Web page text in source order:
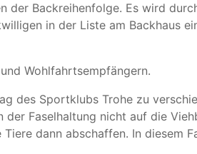
der Backreihenfolge. Es wird
in der Liste am Backhaus
Wohlfahrtsempfängern.
des Sportklubs Trohe zu
Faselhaltung nicht auf die
dann abschaffen. In diesem